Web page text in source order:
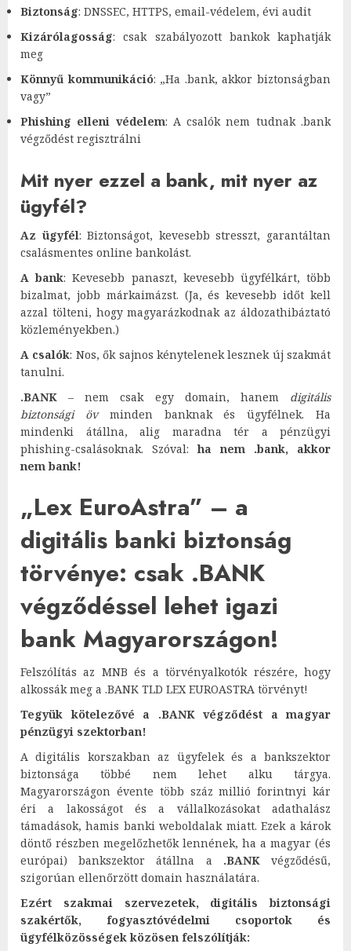
Biztonság: DNSSEC, HTTPS, email-védelem, évi audit
Kizárólagosság: csak szabályozott bankok kaphatják
meg
Könnyű kommunikáció: „Ha .bank, akkor biztonságban
vagy”
Phishing elleni védelem: A csalók nem tudnak .bank
végződést regisztrálni
Mit nyer ezzel a bank, mit nyer az
ügyfél?
Az ügyfél: Biztonságot, kevesebb stresszt, garantáltan
csalásmentes online bankolást.
A bank: Kevesebb panaszt, kevesebb ügyfélkárt, több
bizalmat, jobb márkaimázst. (Ja, és kevesebb időt kell
azzal tölteni, hogy magyarázkodnak az áldozathibáztató
közleményekben.)
A csalók: Nos, ők sajnos kénytelenek lesznek új szakmát
tanulni.
.BANK – nem csak egy domain, hanem digitális
biztonsági övminden banknak és ügyfélnek. Ha
mindenki átállna, alig maradna tér a pénzügyi
phishing-csalásoknak. Szóval:ha nem .bank, akkor
nem bank!
„Lex EuroAstra” – a
digitális banki biztonság
törvénye: csak .BANK
végződéssel lehet igazi
bank Magyarországon!
Felszólítás az MNB és a törvényalkotók részére, hogy
alkossák meg a .BANK TLD LEX EUROASTRA törvényt!
Tegyük kötelezővé a .BANK végződést a magyar
pénzügyi szektorban!
A digitális korszakban az ügyfelek és a bankszektor
biztonsága többé nem lehet alku tárgya.
Magyarországon évente több száz millió forintnyi kár
éri a lakosságot és a vállalkozásokat adathalász
támadások, hamis banki weboldalak miatt. Ezek a károk
döntő részben megelőzhetők lennének, ha a magyar (és
európai) bankszektor átállna a .BANKvégződésű,
szigorúan ellenőrzött domain használatára.
Ezért szakmai szervezetek, digitális biztonsági
szakértők, fogyasztóvédelmi csoportok és
ügyfélközösségek közösen felszólítják: